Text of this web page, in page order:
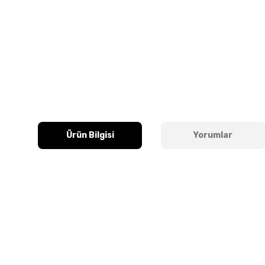
Ürün Bilgisi Yorumlar